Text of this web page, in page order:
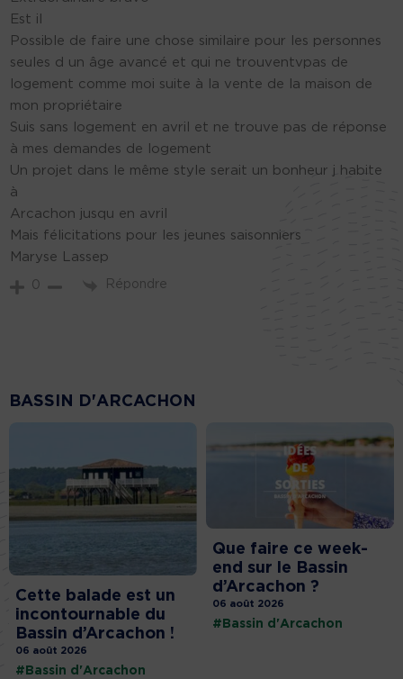
Est il
Possible de faire une chose similaire pour les personnes
seules d un âge avancé et qui ne trouventvpas de
logement comme moi suite à la vente de la maison de
mon propriétaire
Suis sans logement en avril et ne trouve pas de réponse
à mes demandes de logement
Un projet dans le même style serait un bonheur j habite
à
Arcachon jusqu en avril
Mais félicitations pour les jeunes saisonniers
Maryse Lassep
0 Répondre
BASSIN D'ARCACHON
Cette balade est un
incontournable du
Bassin d’Arcachon !
06 août 2026
#Bassin d'Arcachon
Que faire ce week-
end sur le Bassin
d’Arcachon ?
06 août 2026
#Bassin d'Arcachon